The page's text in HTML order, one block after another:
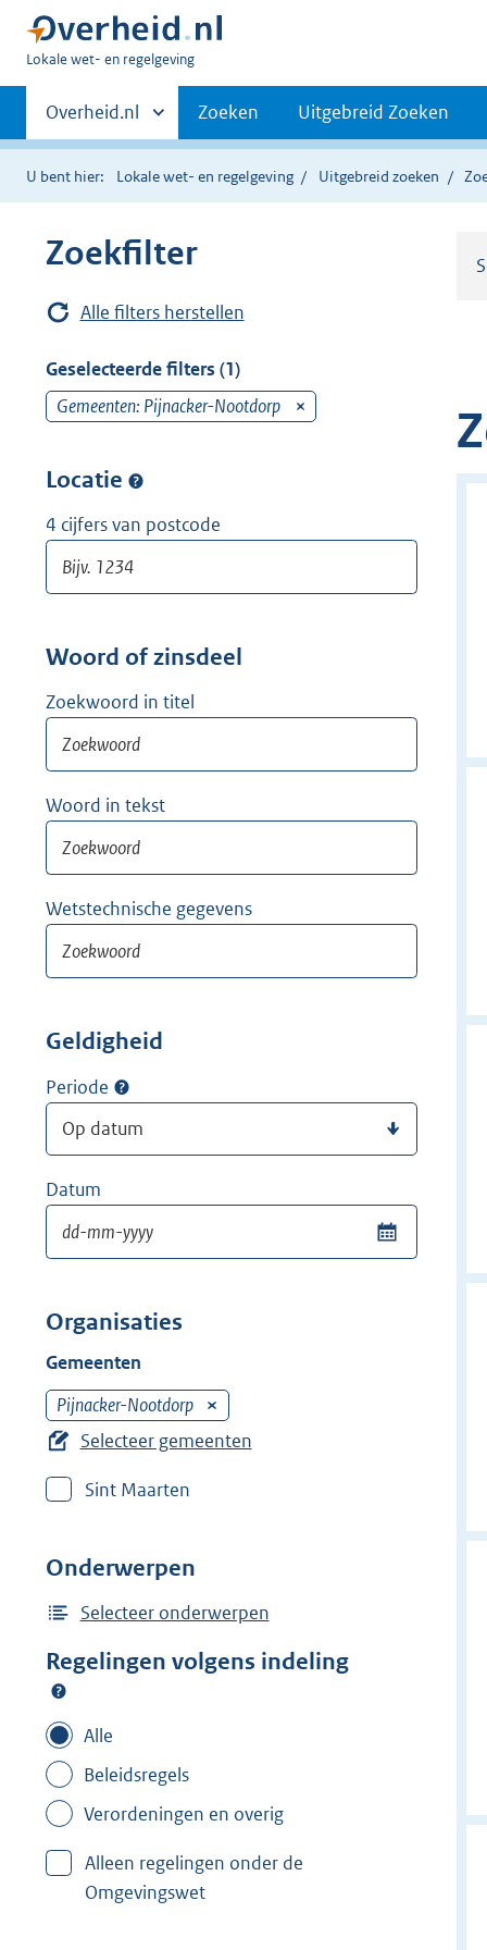
U
hier:
Lokale wet- en regelgeving
Primaire
navigatie
Andere
sites
binnen
Overheid.nl Zoeken Uitgebreid Zoeken
U bent hier: Lokale wet- en regelgeving Uitgebreid zoeken
Zoekfilter
Alle filters herstellen
Geselecteerde filters (1)
Gemeenten: Pijnacker-Nootdorp
Locatie
4 cijfers van postcode
Woord of zinsdeel
Zoekwoord in titel
Woord in tekst
Wetstechnische gegevens
Geldigheid
Periode
Datum
Organisaties
Gemeenten
Pijnacker-Nootdorp
e
e
f
r
P
i
Selecteer gemeenten
Sint Maarten
Onderwerpen
Selecteer onderwerpen
Regelingen volgens indeling
Alle
Beleidsregels
Verordeningen en overig
Alleen regelingen onder de
Omgevingswet